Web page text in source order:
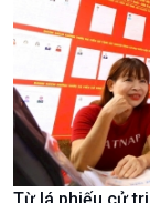
Podcast
Từ lá phiếu cử